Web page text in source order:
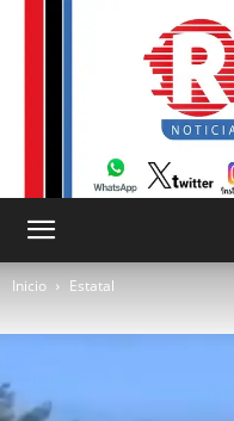
Inicio Estatal